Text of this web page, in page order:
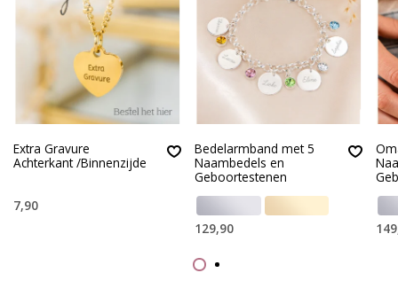
Extra Gravure
Achterkant /Binnenzijde
7,90
Bedelarmband met 5
Naambedels en
Geboortestenen
129,90